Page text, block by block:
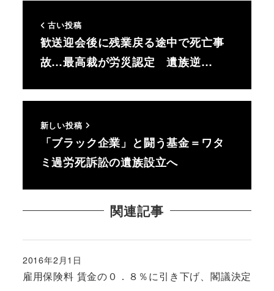
古い投稿
歓送迎会後に残業戻る途中で死亡事
故…最高裁が労災認定 遺族逆…
新しい投稿
「ブラック企業」と闘う基金＝ワタ
ミ過労死訴訟の遺族設立へ
関連記事
雇用保険料 賃金の０．８％に引き下げ、閣議決定
投稿日
2016年2月1日